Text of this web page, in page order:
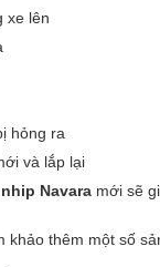
xe lên
hỏng ra
và lắp lại
Navara mới sẽ
khảo thêm một số